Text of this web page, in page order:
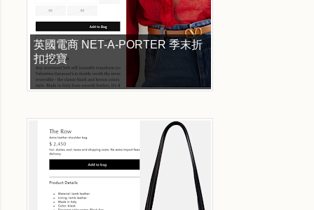
英國電商 NET-A-PORTER 季末折
扣挖寶